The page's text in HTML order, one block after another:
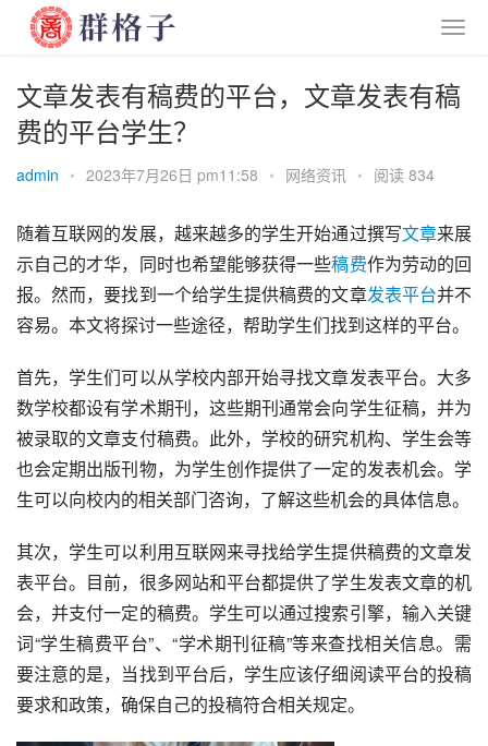
文章发表有稿费的平台，文章发表有稿
费的平台学生？
admin • 2023年7月26日 pm11:58 • 网络资讯 • 阅读 834
随着互联网的发展，越来越多的学生开始通过撰写文章来展
示自己的才华，同时也希望能够获得一些稿费作为劳动的回
报。然而，要找到一个给学生提供稿费的文章发表平台并不
容易。本文将探讨一些途径，帮助学生们找到这样的平台。
首先，学生们可以从学校内部开始寻找文章发表平台。大多
数学校都设有学术期刊，这些期刊通常会向学生征稿，并为
被录取的文章支付稿费。此外，学校的研究机构、学生会等
也会定期出版刊物，为学生创作提供了一定的发表机会。学
生可以向校内的相关部门咨询，了解这些机会的具体信息。
其次，学生可以利用互联网来寻找给学生提供稿费的文章发
表平台。目前，很多网站和平台都提供了学生发表文章的机
会，并支付一定的稿费。学生可以通过搜索引擎，输入关键
词“学生稿费平台”、“学术期刊征稿”等来查找相关信息。需
要注意的是，当找到平台后，学生应该仔细阅读平台的投稿
要求和政策，确保自己的投稿符合相关规定。